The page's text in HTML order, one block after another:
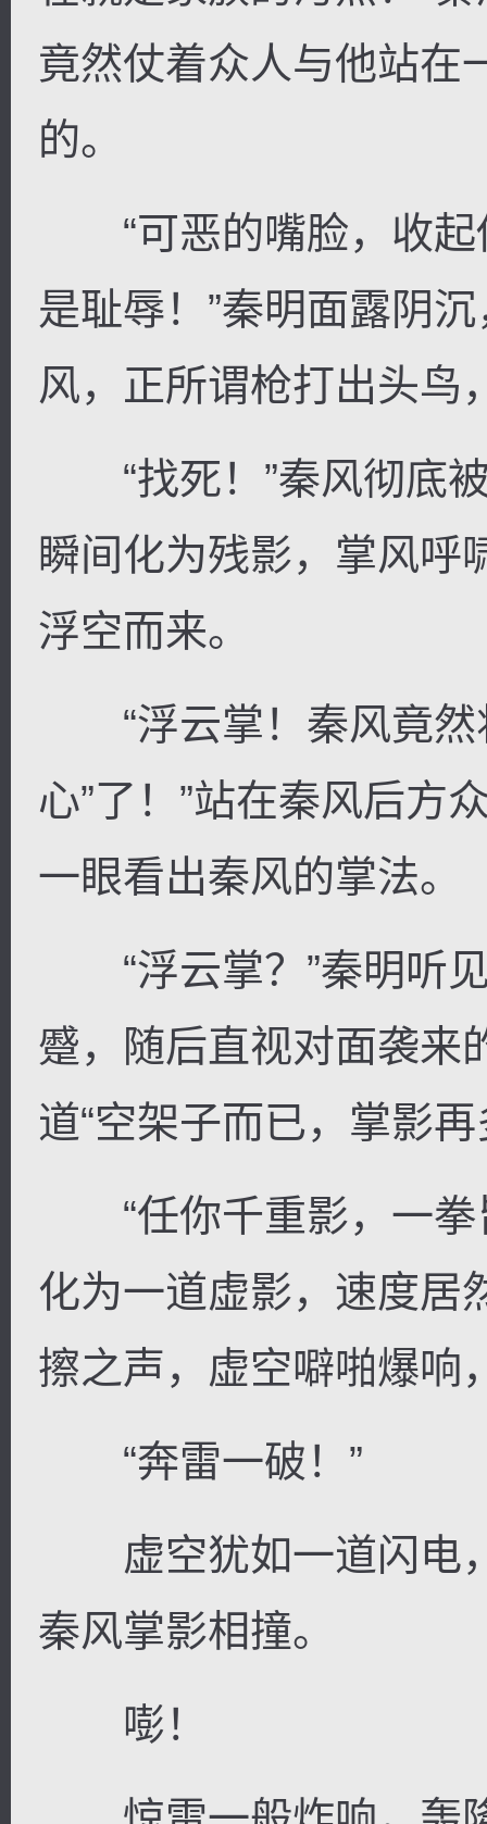
竟然仗着众人与他站在
的。
“可恶的嘴脸，收起
是耻辱！”秦明面露阴
风，正所谓枪打出头鸟
“找死！”秦风彻底被
瞬间化为残影，掌风呼
浮空而来。
“浮云掌！秦风竟然
心”了！”站在秦风后方
一眼看出秦风的掌法。
“浮云掌？”秦明听见
蹙，随后直视对面袭来
道“空架子而已，掌影
“任你千重影，一拳
化为一道虚影，速度居
擦之声，虚空噼啪爆响
“奔雷一破！”
虚空犹如一道闪电
秦风掌影相撞。
嘭！